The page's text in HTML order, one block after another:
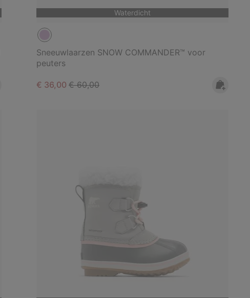
Waterdicht
Sneeuwlaarzen SNOW COMMANDER™ voor
peuters
Sale price:
€ 36,00Regular price:
€ 60,00